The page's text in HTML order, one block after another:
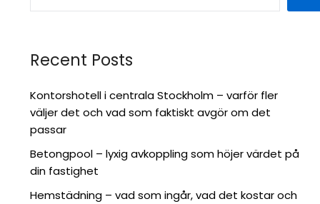
Recent Posts
Kontorshotell i centrala Stockholm – varför fler
väljer det och vad som faktiskt avgör om det
passar
Betongpool – lyxig avkoppling som höjer värdet på
din fastighet
Hemstädning – vad som ingår, vad det kostar och